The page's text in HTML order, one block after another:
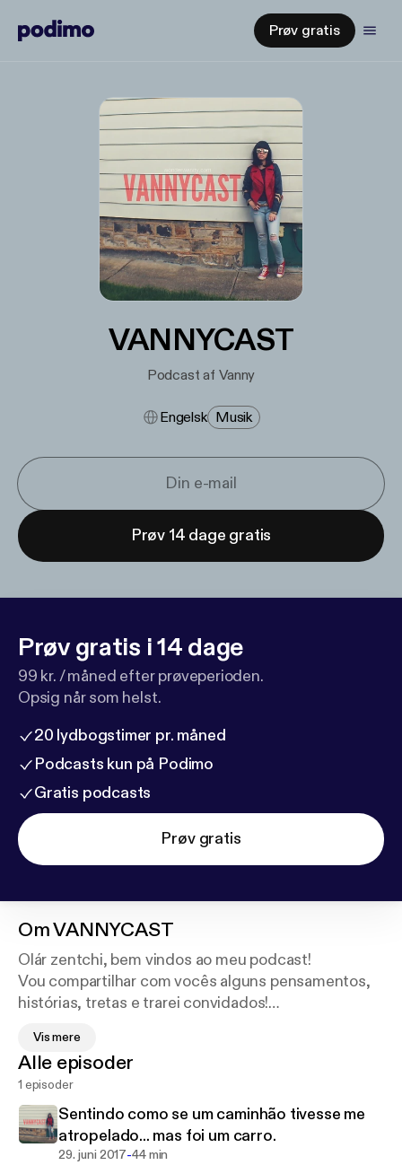
Prøv gratis
VANNYCAST
Podcast af Vanny
Engelsk Musik
Prøv 14 dage gratis
Prøv gratis i 14 dage
99 kr. / måned efter prøveperioden.
Opsig når som helst.
20 lydbogstimer pr. måned
Podcasts kun på Podimo
Gratis podcasts
Prøv gratis
OmVANNYCAST
Olár zentchi, bem vindos ao meu podcast!
Vou compartilhar com vocês alguns pensamentos,
histórias, tretas e trarei convidados!
esse será o meu cantinho especifico para falar sobre
isso, pois como eu falo demais, acho que esse é o
melhor canal... melhor até que o youtube.
Que por falar nisso, não deixem de conferir:http://w
ww.youtube.com/wonderwanny
Vis mere
Alle episoder
1 episoder
Sentindo como se um caminhão tivesse me
atropelado... mas foi um carro.
29. juni 2017-44 min